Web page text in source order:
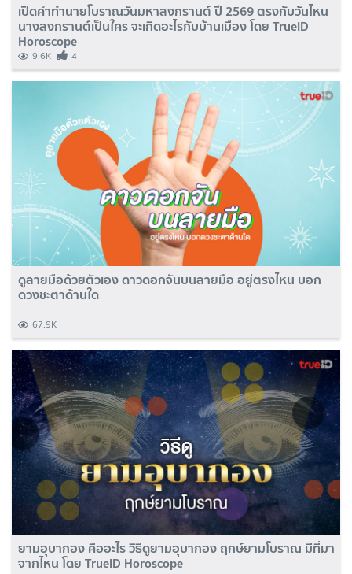
เปิดคำทำนายโบราณวันมหาสงกรานต์ ปี 2569 ตรงกับวันไหน
นางสงกรานต์เป็นใคร จะเกิดอะไรกับบ้านเมือง โดย TrueID
Horoscope
9.6K 4
ดูลายมือด้วยตัวเอง ดาวดอกจันบนลายมือ อยู่ตรงไหน บอก
ดวงชะตาด้านใด
67.9K
ยามอุบากอง คืออะไร วิธีดูยามอุบากอง ฤกษ์ยามโบราณ มีที่มา
จากไหน โดย TrueID Horoscope